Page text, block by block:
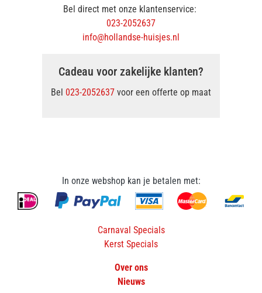
Bel direct met onze klantenservice:
023-2052637
info@hollandse-huisjes.nl
Cadeau voor zakelijke klanten?
Bel 023-2052637 voor een offerte op maat
In onze webshop kan je betalen met:
Carnaval Specials
Kerst Specials
Over ons
Nieuws